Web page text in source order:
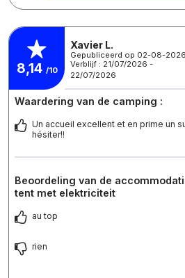
8,14 /10
Xavier L.
Gepubliceerd op 02-08-2026
Verblijf : 21/07/2026 -
22/07/2026
Waardering van de camping :
Un accueil excellent et en prime un
hésiter!!
Beoordeling van de
tent met elektriciteit
au top
rien